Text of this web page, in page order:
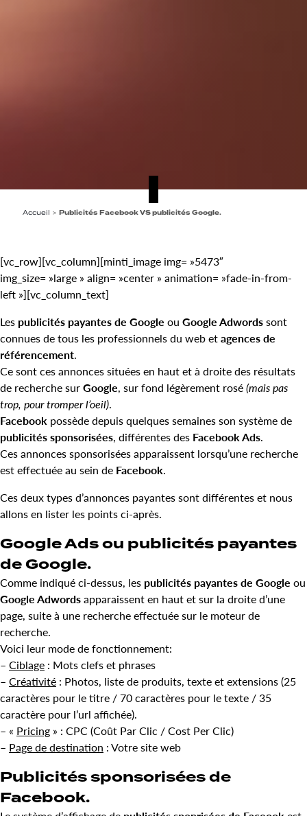
Accueil > Publicités Facebook VS publicités Google.
[vc_row][vc_column][minti_image img= »5473″
img_size= »large » align= »center » animation= »fade-in-from-
left »][vc_column_text]
Les publicités payantes de Google ou Google Adwordssont
connues de tous les professionnels du web etagences de
référencement.
Ce sont ces annonces situées en haut et à droite des résultats
de recherche surGoogle, sur fond légèrement rosé(mais pas
trop, pour tromper l’oeil).
Facebook possède depuis quelques semaines son système de
publicités sponsorisées, différentes des Facebook Ads.
Ces annonces sponsorisées apparaissent lorsqu’une recherche
est effectuée au sein de Facebook.
Ces deux types d’annonces payantes sont différentes et nous
allons en lister les points ci-après.
Google Ads ou publicités payantes
de Google.
Comme indiqué ci-dessus, les publicités payantes de Google ou
Google Adwordsapparaissent en haut et sur la droite d’une
page, suite à une recherche effectuée sur le moteur de
recherche.
Voici leur mode de fonctionnement:
– Ciblage : Mots clefs et phrases
– Créativité : Photos, liste de produits, texte et extensions (25
caractères pour le titre / 70 caractères pour le texte / 35
caractère pour l’url affichée).
– « Pricing » : CPC (Coût Par Clic / Cost Per Clic)
– Page de destination : Votre site web
Publicités sponsorisées de
Facebook.